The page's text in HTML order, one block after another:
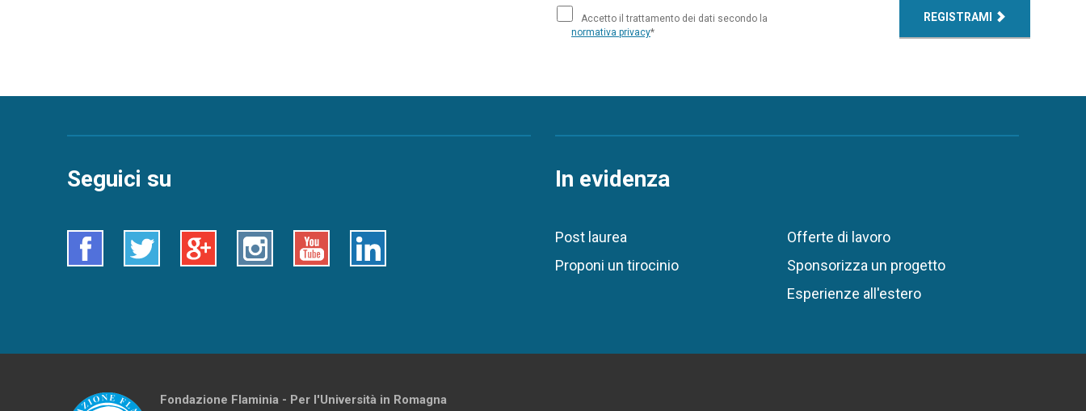
Accetto il trattamento dei dati secondo la
normativa privacy*
REGISTRAMI
Seguici su
Facebook Twitter Google+ Instagram Youtube Linkedin
In evidenza
Post laurea
Proponi un tirocinio
Offerte di lavoro
Sponsorizza un progetto
Esperienze all'estero
Fondazione Flaminia - Per l'Università in Romagna